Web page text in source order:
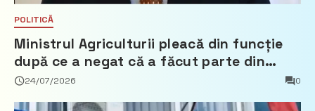
POLITICĂ
Ministrul Agriculturii pleacă din funcție
după ce a negat că a făcut parte din
Partidul Democrat
24/07/2026 0